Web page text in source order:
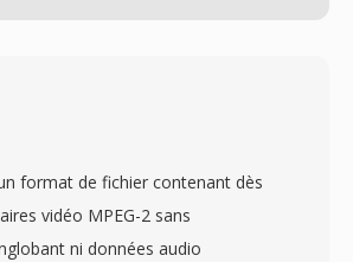
format de fichier contenant dès
vidéo MPEG-2 sans
ni données audio